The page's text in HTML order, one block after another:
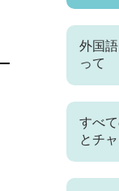
外国
って
すべ
とチ